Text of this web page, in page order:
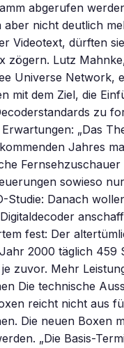
abgerufen
aber nicht deutlich
Videotext, dürften
zögern. Lutz
Universe Network,
mit dem Ziel, die
zu
„Das
Jahres
Fernsehzuschauer
sowieso
Studie: Danach
fest: Der
2000 täglich 459
zuvor. Mehr
Die technische
reicht nicht aus
Die neuen Boxen
„Die Basis-